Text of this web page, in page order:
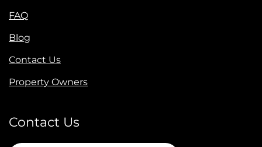
FAQ
Blog
Contact Us
Property Owners
Contact Us